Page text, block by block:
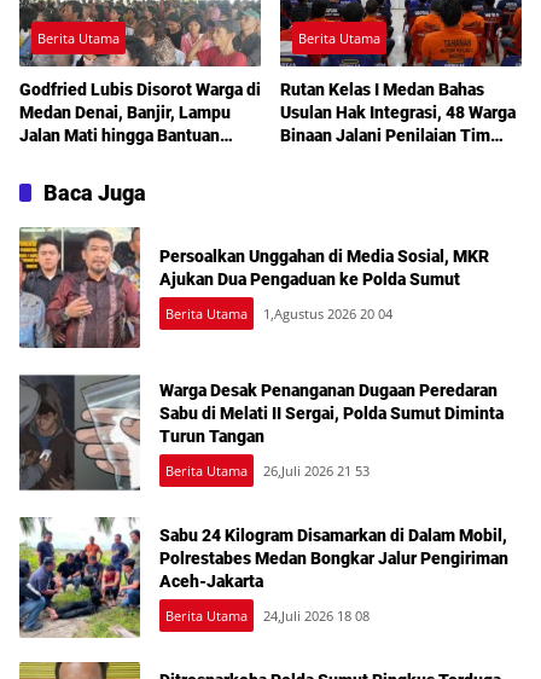
Berita Utama
Godfried Lubis Disorot Warga di
Medan Denai, Banjir, Lampu
Jalan Mati hingga Bantuan
Sosperda Kemiskinan
Berita Utama
Rutan Kelas I Medan Bahas
Usulan Hak Integrasi, 48 Warga
Binaan Jalani Penilaian Tim
Baca Juga
Persoalkan Unggahan di Media Sosial, MKR
Ajukan Dua Pengaduan ke Polda Sumut
Berita Utama 1,Agustus 2026 20 04
Warga Desak Penanganan Dugaan Peredaran
Sabu di Melati II Sergai, Polda Sumut Diminta
Turun Tangan
Berita Utama 26,Juli 2026 21 53
Sabu 24 Kilogram Disamarkan di Dalam Mobil,
Polrestabes Medan Bongkar Jalur Pengiriman
Aceh-Jakarta
Berita Utama 24,Juli 2026 18 08